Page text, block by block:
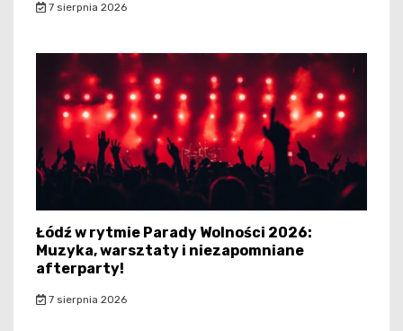
7 sierpnia 2026
Łódź w rytmie Parady Wolności 2026:
Muzyka, warsztaty i niezapomniane
afterparty!
7 sierpnia 2026